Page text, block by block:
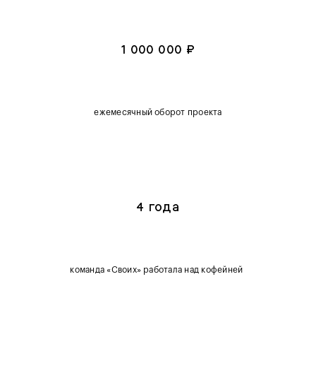
1 000 000 ₽
ежемесячный оборот проекта
4 года
команда «Своих» работала над кофейней